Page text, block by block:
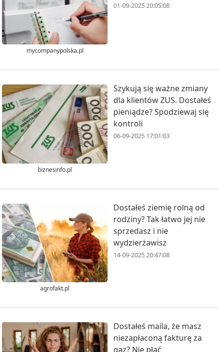
mycompanypolska.pl
01-09-2025 20:05:08
biznesinfo.pl
Szykują się ważne zmiany
dla klientów ZUS. Dostałeś
pieniądze? Spodziewaj się
kontroli
06-09-2025 17:01:03
agrofakt.pl
Dostałeś ziemię rolną od
rodziny? Tak łatwo jej nie
sprzedasz i nie
wydzierżawisz
14-09-2025 20:47:08
Dostałeś maila, że masz
niezapłaconą fakturę za
gaz? Nie płać